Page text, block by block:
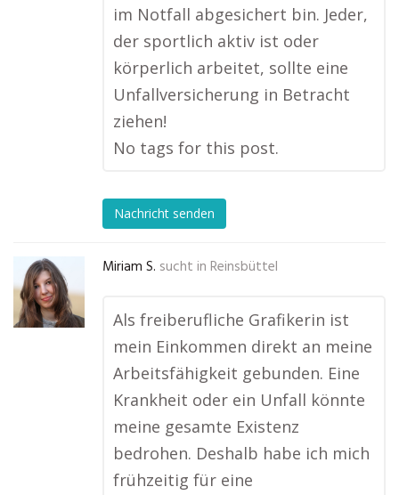
im Notfall abgesichert bin. Jeder,
der sportlich aktiv ist oder
körperlich arbeitet, sollte eine
Unfallversicherung in Betracht
ziehen!
No tags for this post.
Nachricht senden
Miriam S. sucht in Reinsbüttel
Als freiberufliche Grafikerin ist
mein Einkommen direkt an meine
Arbeitsfähigkeit gebunden. Eine
Krankheit oder ein Unfall könnte
meine gesamte Existenz
bedrohen. Deshalb habe ich mich
frühzeitig für eine